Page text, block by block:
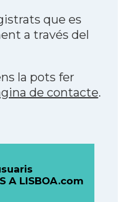
que es
a través del
la pots fer
de contacte.
A LISBOA.com